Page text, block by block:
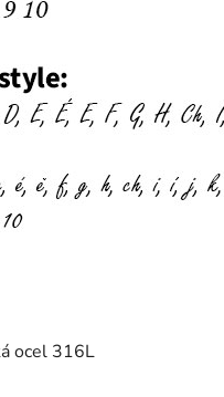
ocel 316L